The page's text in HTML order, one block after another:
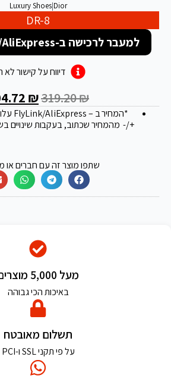
Dior
|
Luxury Shoes
DR-8
למעבר לרכישה ב-FlyLink/AliExpress
דיווח על קישור לא
319.20₪
₪
*המחיר ב – FlyLink/AliExpress עלול להשתנות ב 20
+/- מהמחיר שכתוב, בעקבות שינויים
שתפו מוצר זה עם חברים
מעל 5,000 מוצרים
באיכות הכי גבוהה
תשלום מאובטח
על פי תקני SSL ו-PCI